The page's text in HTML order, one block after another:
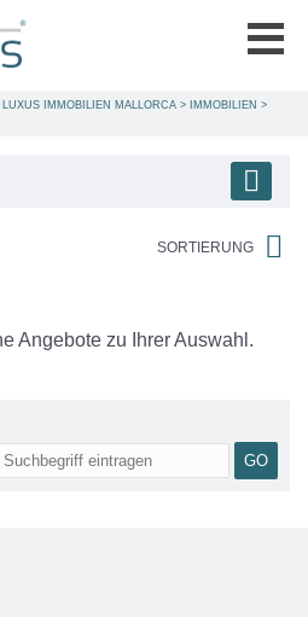
IMMOBILIEN MALLORCA > IMMOBILIEN >
SORTIERUNG
Angebote zu Ihrer Auswahl.